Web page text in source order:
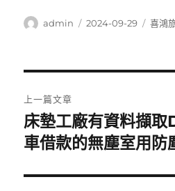
作
admin
發
2024-09-29
分
喜鴻
章
導
覽
上一篇文章
上
一
文
床墊工廠有資料擷
車借款的無塵室用防